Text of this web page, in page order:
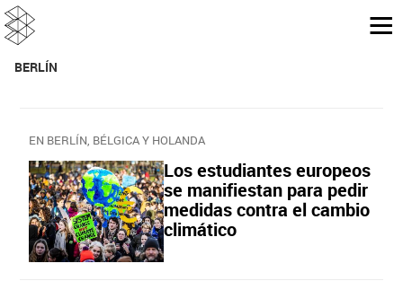
BERLÍN
EN BERLÍN, BÉLGICA Y HOLANDA
Los estudiantes europeos
se manifiestan para pedir
medidas contra el cambio
climático